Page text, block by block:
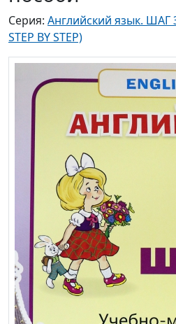
Серия: Английский язык.
STEP BY STEP)